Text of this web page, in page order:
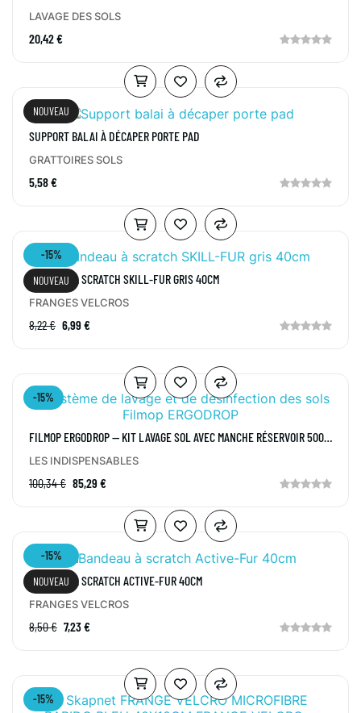
LAVAGE DES SOLS
20,42 €
NOUVEAU
SUPPORT BALAI À DÉCAPER PORTE PAD
GRATTOIRES SOLS
5,58 €
-15%
NOUVEAU
BANDEAU À SCRATCH SKILL-FUR GRIS 40CM
FRANGES VELCROS
8,22 € 6,99 €
-15%
FILMOP ERGODROP — KIT LAVAGE SOL AVEC MANCHE RÉSERVOIR 500
LES INDISPENSABLES
100,34 € 85,29 €
-15%
NOUVEAU
BANDEAU À SCRATCH ACTIVE-FUR 40CM
FRANGES VELCROS
8,50 € 7,23 €
-15%